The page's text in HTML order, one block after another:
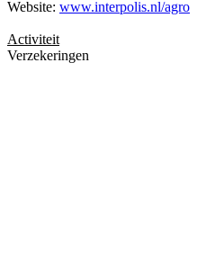
Website: www.interpolis.nl/agro
Activiteit
Verzekeringen